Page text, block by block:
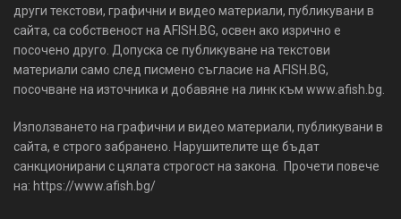
други текстови, графични и видео материали, публикувани в
сайта, са собственост на AFISH.BG, освен ако изрично е
посочено друго. Допуска се публикуване на текстови
материали само след писмено съгласие на AFISH.BG,
посочване на източника и добавяне на линк към www.afish.bg.
Използването на графични и видео материали, публикувани в
сайта, е строго забранено. Нарушителите ще бъдат
санкционирани с цялата строгост на закона. Прочети повече
на: https://www.afish.bg/